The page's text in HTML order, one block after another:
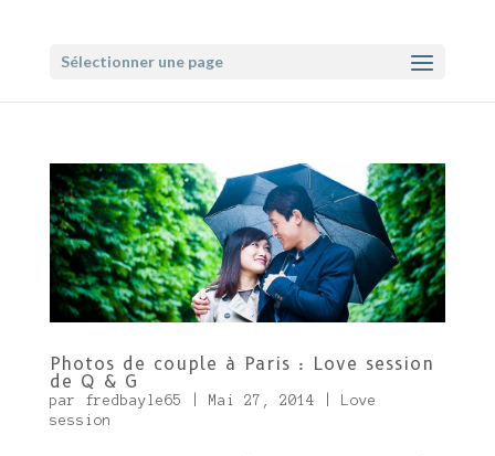
Sélectionner une page
Photos de couple à Paris : Love session
de Q & G
par fredbayle65 Mai 27, 2014
Love
session